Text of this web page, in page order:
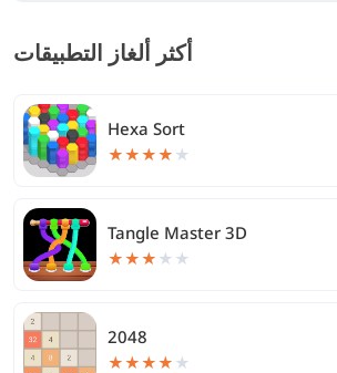
أكثر ألغاز التطبيقات
Hexa Sort
★★★★ ★
Tangle Master 3D
★★★ ★ ★
2048
★★★★ ★